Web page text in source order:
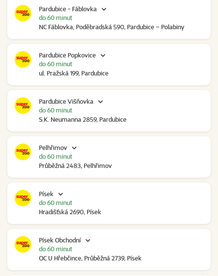
Pardubice - Fáblovka
NC Fáblovka, Poděbradská 590, Pardubice – Polabiny
do 60 minut
Pardubice Popkovice
ul. Pražská 199, Pardubice
do 60 minut
Pardubice Višňovka
S.K. Neumanna 2859, Pardubice
do 60 minut
Pelhřimov
Průběžná 2483, Pelhřimov
do 60 minut
Písek
Hradišťská 2690, Písek
do 60 minut
Písek Obchodní
OC U Hřebčince, Průběžná 2739, Písek
do 60 minut